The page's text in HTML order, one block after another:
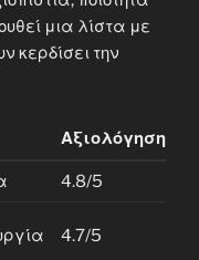
μια λίστα με
κερδίσει την
Αξιολόγηση
4.8/5
4.7/5